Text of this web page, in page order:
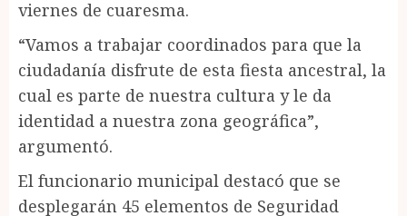
viernes de cuaresma.
“Vamos a trabajar coordinados para que la
ciudadanía disfrute de esta fiesta ancestral, la
cual es parte de nuestra cultura y le da
identidad a nuestra zona geográfica”,
argumentó.
El funcionario municipal destacó que se
desplegarán 45 elementos de Seguridad